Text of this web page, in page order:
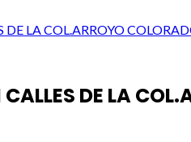
LA COL.ARROYO
DE LA